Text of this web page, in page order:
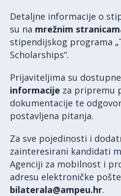
Detaljne informacije o
su na mrežnim
stipendijskog programa
Scholarships“.
Prijaviteljima su
informacije za pripremu
dokumentacije te
postavljena pitanja.
Za sve pojedinosti i
zainteresirani kandidati
Agenciji za mobilnost i
adresu elektroničke
bilaterala@ampeu.hr.